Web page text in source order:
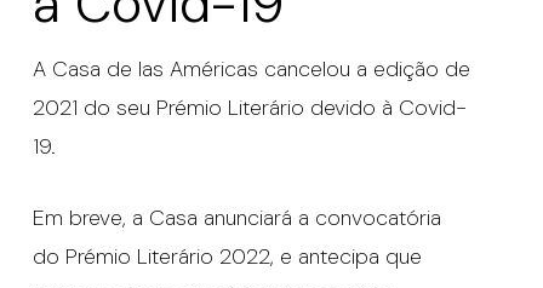
A Casa de las Américas cancelou a edição de
2021 do seu Prémio Literário devido à Covid-
19.
Em breve, a Casa anunciará a convocatória
do Prémio Literário 2022, e antecipa que